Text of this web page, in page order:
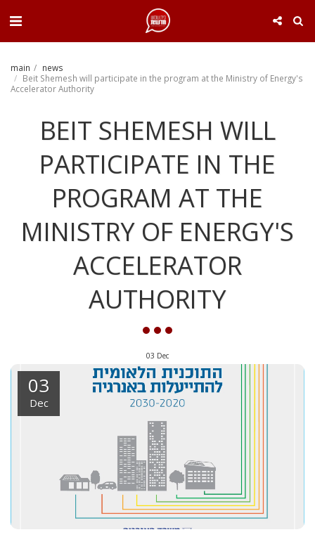
main
news
Beit Shemesh will participate in the program at the Ministry of Energy's
Accelerator Authority
BEIT SHEMESH WILL
PARTICIPATE IN THE
PROGRAM AT THE
MINISTRY OF ENERGY'S
ACCELERATOR
AUTHORITY
03 Dec
03
Dec